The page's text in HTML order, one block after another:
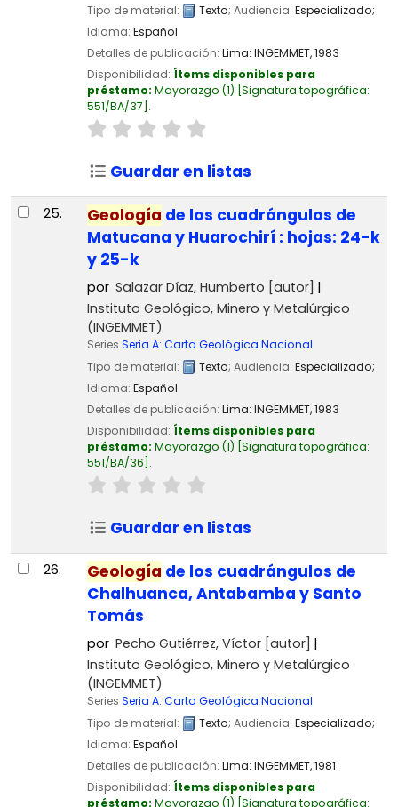
Tipo de material:
Texto; Audiencia: Especializado;
Idioma: Español
Detalles de publicación: Lima: INGEMMET,1983
Disponibilidad: Ítems disponibles para
préstamo: Mayorazgo (1) Signatura topográfica:
551/BA/37 .
Guardar en listas
25. Geología de los cuadrángulos de
Matucana y Huarochirí : hojas: 24-k
y 25-k
por Salazar Díaz, Humberto [autor]
Instituto Geológico, Minero y Metalúrgico
(INGEMMET)
Series Seria A: Carta Geológica Nacional
Tipo de material:
Texto; Audiencia: Especializado;
Idioma: Español
Detalles de publicación: Lima: INGEMMET,1983
Disponibilidad: Ítems disponibles para
préstamo: Mayorazgo (1) Signatura topográfica:
551/BA/36 .
Guardar en listas
26. Geología de los cuadrángulos de
Chalhuanca, Antabamba y Santo
Tomás
por Pecho Gutiérrez, Víctor[autor]
Instituto Geológico, Minero y Metalúrgico
(INGEMMET)
Series Seria A: Carta Geológica Nacional
Tipo de material:
Texto; Audiencia: Especializado;
Idioma: Español
Detalles de publicación: Lima: INGEMMET,1981
Disponibilidad: Ítems disponibles para
préstamo: Mayorazgo (1) Signatura topográfica: